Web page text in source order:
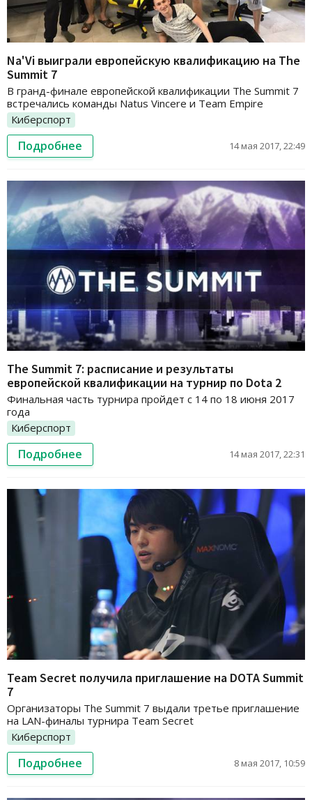
Na'Vi выиграли европейскую квалификацию на The
Summit 7
В гранд-финале европейской квалификации The Summit 7
встречались команды Natus Vincere и Team Empire
Киберспорт
Подробнее 14 мая 2017, 22:49
The Summit 7: расписание и результаты
европейской квалификации на турнир по Dota 2
Финальная часть турнира пройдет с 14 по 18 июня 2017
года
Киберспорт
Подробнее 14 мая 2017, 22:31
Team Secret получила приглашение на DOTA Summit
7
Организаторы The Summit 7 выдали третье приглашение
на LAN-финалы турнира Team Secret
Киберспорт
Подробнее 8 мая 2017, 10:59